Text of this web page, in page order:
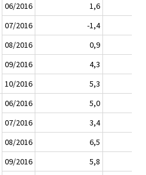
06/2016
1,6
07/2016
-1,4
08/2016
0,9
09/2016
4,3
10/2016
5,3
06/2016
5,0
07/2016
3,4
08/2016
6,5
09/2016
5,8